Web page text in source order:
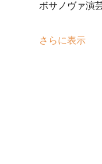
ボサノヴァ演
さらに表示